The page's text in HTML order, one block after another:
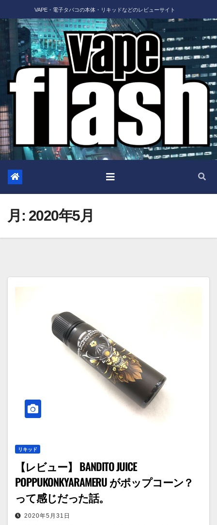
to
content
VAPE・電子タバコの本体・リキッドなどのレビューサイト
月: 2020年5月
リキッド
【レビュー】 BANDITO JUICE
POPPUKONKYARAMERU がポップコーン？
って感じだった話。
2020年5月31日